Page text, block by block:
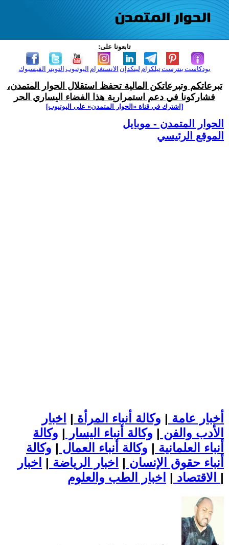
تابعونا على:
الفيسبوك التويتر اليوتيوب الانستغرام لينكدإن تيلكرامبنترست بودكاست
تبرعاتكم وتبرعاتكن المالية تحفظ استقلال الحوار المتمدن،
فشاركونا في دعم استمرارية هذا الفضاء اليساري الحر
[اشترك في قناة ‫«الحوار المتمدن» على اليوتيوب]
الحوار المتمدن - موبايل
الموقع الرئيسي
أخبار عامة | وكالة أنباء المرأة | اخبار
الأدب والفن | وكالة أنباء اليسار | وكالة
أنباء العلمانية | وكالة أنباء العمال | وكالة
أنباء حقوق الإنسان | اخبار الرياضة | اخبار
الاقتصاد | |